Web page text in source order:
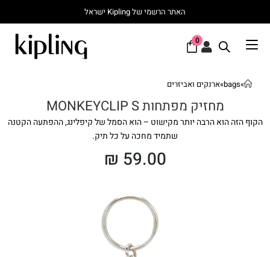
האתר הרשמי של Kipling ישראל
0
»
bags
»ארנקים ואביזרים
מחזיק מפתחות MONKEYCLIP S
הקוף הזה הוא הרבה יותר מקישוט – הוא הסמל של קיפלינג, ההפתעה הקטנה
שתמיד מחכה על כל תיק.
₪ 59.00